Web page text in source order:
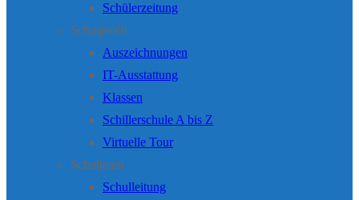
Schülerzeitung
Schulprofil
Auszeichnungen
IT-Ausstattung
Klassen
Schillerschule A bis Z
Virtuelle Tour
Schulteam
Schulleitung